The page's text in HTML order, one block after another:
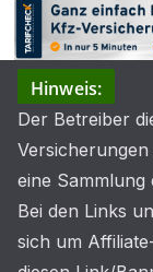
Hinweis:
Der Betreiber
eine
Bei den Links
sich um